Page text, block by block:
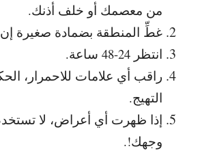
من معصمك أو خلف أذنك.
غطِّ المنطقة بضمادة صغيرة
انتظر 24-48 ساعة.
راقب أي علامات للاحمرار،
التهيج.
إذا ظهرت أي أعراض، لا
وجهك!.